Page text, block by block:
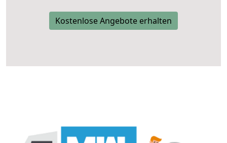
Kostenlose Angebote erhalten